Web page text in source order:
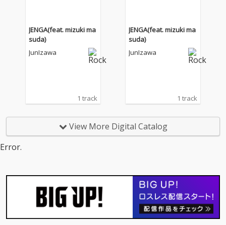
JENGA(feat. mizuki ma
suda)
JunIzawa
1 track
JENGA(feat. mizuki ma
suda)
JunIzawa
1 track
View More Digital Catalog
Error.